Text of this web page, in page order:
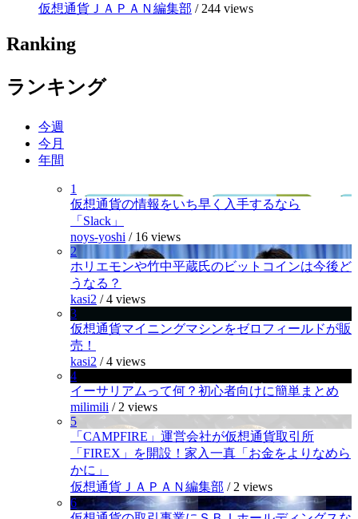
仮想通貨ＪＡＰＡＮ編集部 / 244 views
Ranking
ランキング
今週
今月
年間
1
仮想通貨の情報をいち早く入手するなら
「Slack」
noys-yoshi / 16 views
2
ホリエモンや竹中平蔵氏のビットコインは今後ど
うなる？
kasi2 /4 views
3
仮想通貨マイニングマシンをゼロフィールドが販
売！
kasi2 /4 views
4
イーサリアムって何？初心者向けに簡単まとめ
milimili / 2 views
5
「CAMPFIRE」運営会社が仮想通貨取引所
「FIREX」を開設！家入一真「お金をよりなめら
かに」
仮想通貨ＪＡＰＡＮ編集部 / 2 views
6